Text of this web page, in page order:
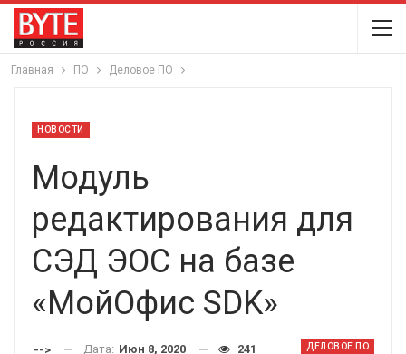
Главная ПО Деловое ПО
НОВОСТИ
Модуль
редактирования для
СЭД ЭОС на базе
«МойОфис SDK»
ДЕЛОВОЕ ПО
--> Дата: Июн 8, 2020 241